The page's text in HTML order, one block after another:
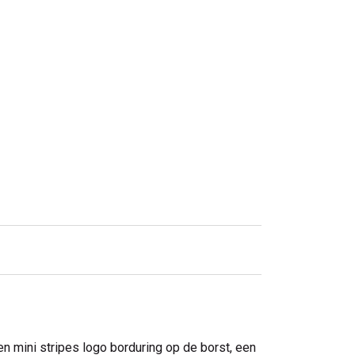
mini stripes logo borduring op de borst, een